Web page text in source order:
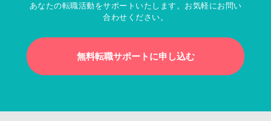
あなたの転職活動をサポートいたします。お気軽にお問い
合わせください。
無料転職サポートに申し込む